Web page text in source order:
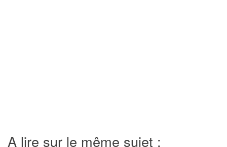
A lire sur le même sujet :